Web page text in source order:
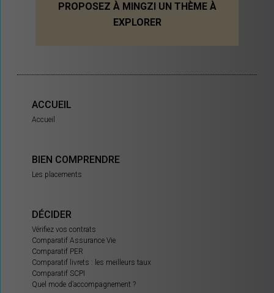
PROPOSEZ À MINGZI UN THÈME À
EXPLORER
ACCUEIL
Accueil
BIEN COMPRENDRE
Les placements
DÉCIDER
Vérifiez vos contrats
Comparatif Assurance Vie
Comparatif PER
Comparatif livrets : les meilleurs taux
Comparatif SCPI
Quel mode d’accompagnement ?